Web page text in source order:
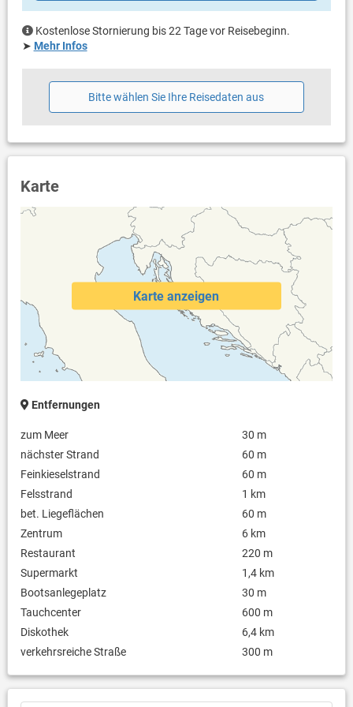
Klimaanlage im Preis inklusive
Eigentümer lebt im gleichen Haus
Bootsanlegeplatz (gegen Gebühr: 10.00 € pro Tag / pro
Handtücher vorhanden
Waschmaschine beim Vermieter nach Rücksprache
Kostenlose Stornierung bis 22 Tage vor Reisebeginn.
➤ Mehr Infos
Bitte wählen Sie Ihre Reisedaten aus
Karte
Karte anzeigen
Entfernungen
zum Meer
30 m
nächster Strand
60 m
Feinkieselstrand
60 m
Felsstrand
1 km
bet. Liegeflächen
60 m
Zentrum
6 km
Restaurant
220 m
Supermarkt
1,4 km
Bootsanlegeplatz
30 m
Tauchcenter
600 m
Diskothek
6,4 km
verkehrsreiche Straße
300 m